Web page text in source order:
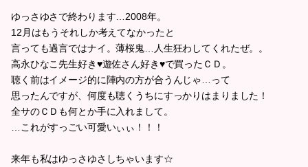
ゆっさゆさで終わります…2008年。
12月はもうそれしか考えてなかったと
言っても過言ではナイ。薄桜鬼…人生狂わしてくれたぜ。。
高永ひなこ先生好き♥遊佐さん好き♥で買ったＣＤ。
聴く前はイメージ的に陣内の方が合うんじゃ…って
思ったんですが、何度も聴くうちにすっかりはまりました！
全サのＣＤも何とか手に入れまして。
…これがすっごい可愛いぃぃ！！！
来年も私はゆっさゆさしちゃいます☆